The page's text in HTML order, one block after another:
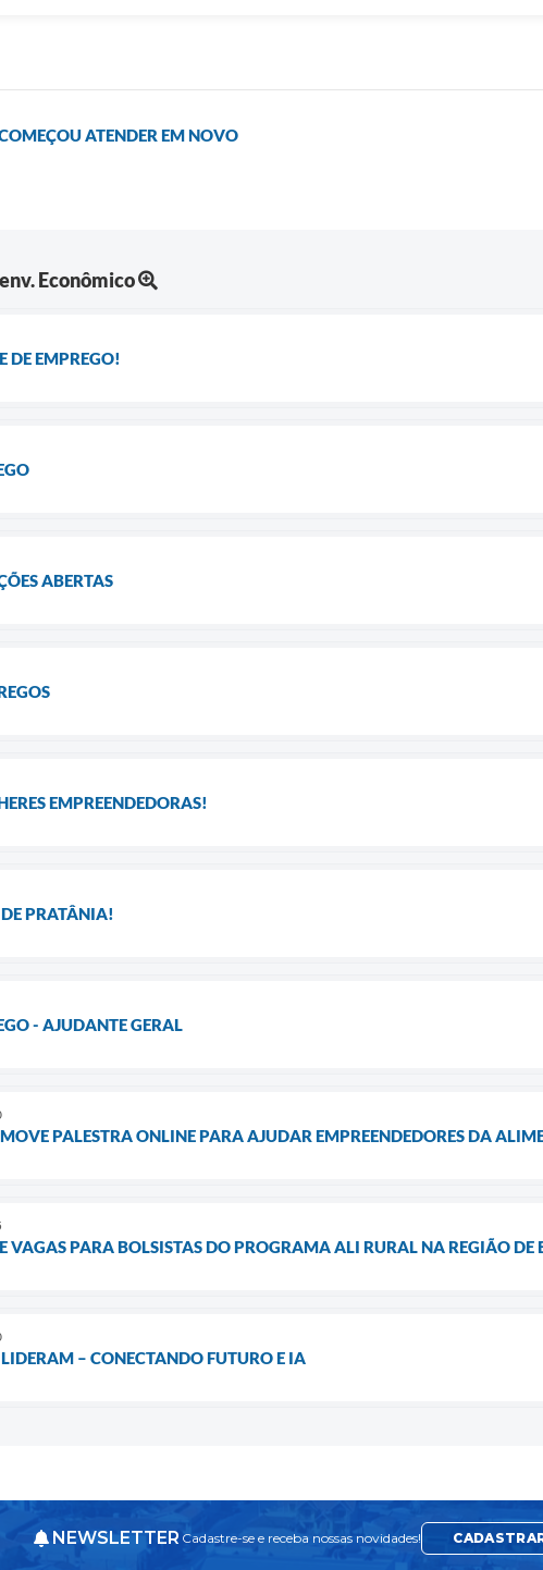
ATENDER EM NOVO
Econômico
DE EMPREGO!
ABERTAS
EMPREENDEDORAS!
PRATÂNIA!
- AJUDANTE GERAL
PALESTRA ONLINE PARA AJUDAR EMPREENDEDORES DA
VAGAS PARA BOLSISTAS DO PROGRAMA ALI RURAL NA REGIÃO DE
– CONECTANDO FUTURO E IA
NEWSLETTER Cadastre-se e receba nossas novidades!